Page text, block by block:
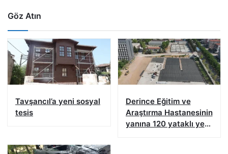
Göz Atın
Tavşancıl’a yeni sosyal
tesis
Derince Eğitim ve
Araştırma Hastanesinin
yanına 120 yataklı yeni